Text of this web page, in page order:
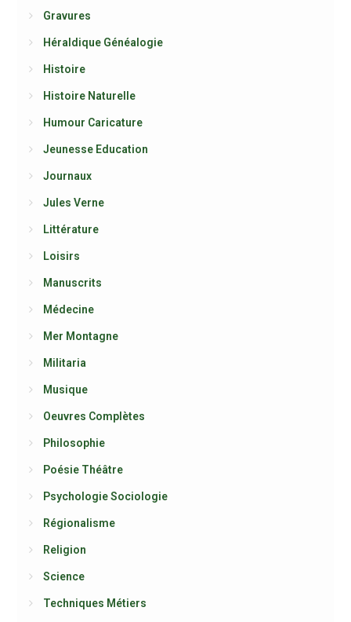
Gravures
Héraldique Généalogie
Histoire
Histoire Naturelle
Humour Caricature
Jeunesse Education
Journaux
Jules Verne
Littérature
Loisirs
Manuscrits
Médecine
Mer Montagne
Militaria
Musique
Oeuvres Complètes
Philosophie
Poésie Théâtre
Psychologie Sociologie
Régionalisme
Religion
Science
Techniques Métiers